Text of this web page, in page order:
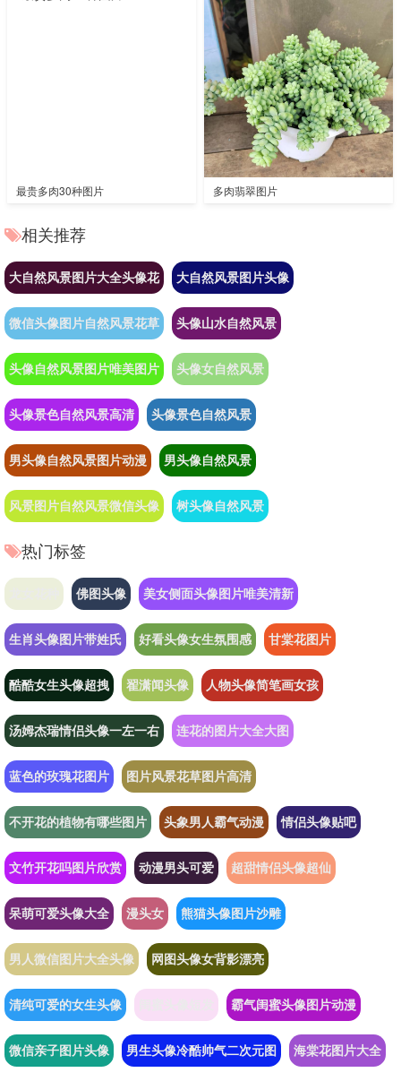
最贵多肉30种图片 多肉翡翠图片
相关推荐
大自然风景图片大全头像花 大自然风景图片头像
微信头像图片自然风景花草 头像山水自然风景
头像自然风景图片唯美图片 头像女自然风景
头像景色自然风景高清 头像景色自然风景
男头像自然风景图片动漫 男头像自然风景
风景图片自然风景微信头像 树头像自然风景
热门标签
佛图头像 美女侧面头像图片唯美清新
生肖头像图片带姓氏 好看头像女生氛围感 甘棠花图片
酷酷女生头像超拽 翟潇闻头像 人物头像简笔画女孩
汤姆杰瑞情侣头像一左一右 连花的图片大全大图
蓝色的玫瑰花图片 图片风景花草图片高清
不开花的植物有哪些图片 头象男人霸气动漫 情侣头像贴吧
文竹开花吗图片欣赏 动漫男头可爱 超甜情侣头像超仙
呆萌可爱头像大全 漫头女 熊猫头像图片沙雕
男人微信图片大全头像 网图头像女背影漂亮
清纯可爱的女生头像 霸气闺蜜头像图片动漫
微信亲子图片头像 男生头像冷酷帅气二次元图 海棠花图片大全